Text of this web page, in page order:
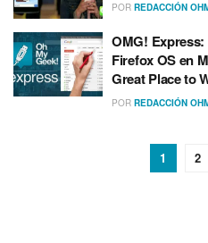
POR REDACCIÓN
OMG!
Firefox OS en
Great Place to
POR REDACCIÓN
1 2